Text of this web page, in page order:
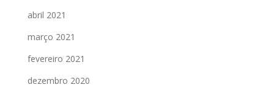
abril 2021
março 2021
fevereiro 2021
dezembro 2020